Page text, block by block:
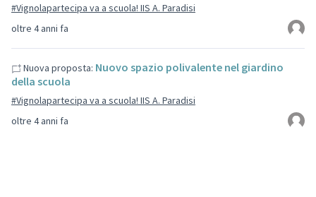
oltre 4 anni fa
#Vignolapartecipa va a scuola! IIS A. Paradisi
oltre 4 anni fa
Nuova proposta: Nuovo spazio polivalente nel giardino
della scuola
#Vignolapartecipa va a scuola! IIS A. Paradisi